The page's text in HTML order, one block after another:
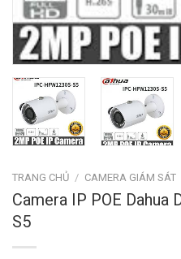
TRANG CHỦ / CAMERA GIÁM SÁT
Camera IP POE Dahua
S5